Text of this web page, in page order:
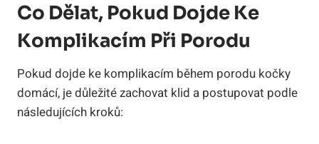
Co Dělat, Pokud Dojde Ke
Komplikacím Při Porodu
Pokud dojde ke komplikacím během porodu kočky
domácí, je důležité zachovat klid a postupovat podle
následujících kroků: